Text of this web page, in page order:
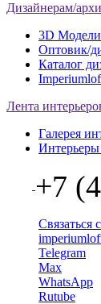
Дизайнерам/
3D Модели
Оптовик/
Каталог
Лента
Галерея
+7
Связаться
Telegram
Max
WhatsApp
Rutube